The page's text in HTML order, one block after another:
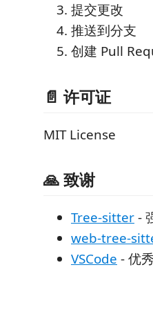
提交更改
推送到分支
创建 Pull
📄 许可证
MIT License
🙏 致谢
Tree-sitter-
web-tree-
VSCode - 优